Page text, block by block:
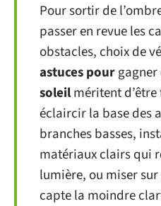
Pour sortir de
passer en revue les
obstacles, choix de
astuces pourgagner
soleilméritent d’être
éclaircir la base des
branches basses,
matériaux clairs qui
lumière, ou miser
capte la moindre